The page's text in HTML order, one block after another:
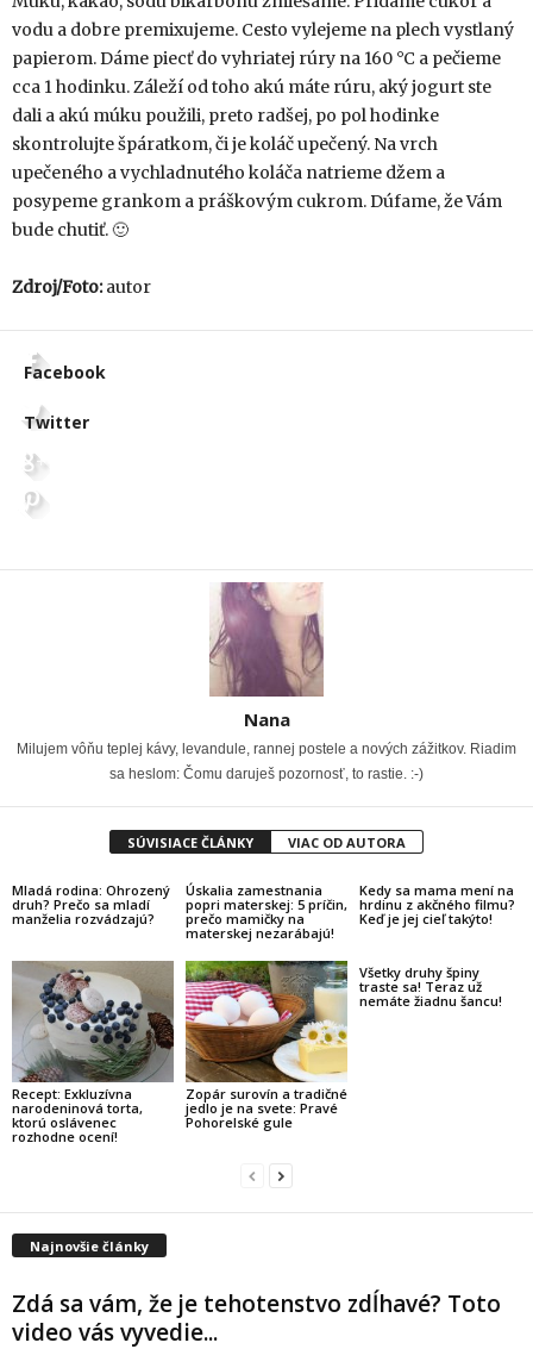
vodu a dobre premixujeme. Cesto vylejeme na plech vystlaný
papierom. Dáme piecť do vyhriatej rúry na 160 °C a pečieme
cca 1 hodinku. Záleží od toho akú máte rúru, aký jogurt ste
dali a akú múku použili, preto radšej, po pol hodinke
skontrolujte špáratkom, či je koláč upečený. Na vrch
upečeného a vychladnutého koláča natrieme džem a
posypeme grankom a práškovým cukrom. Dúfame, že Vám
bude chutiť. 🙂
Zdroj/Foto:autor
Facebook
Twitter
Nana
Milujem vôňu teplej kávy, levandule, rannej postele a nových zážitkov. Riadim
sa heslom: Čomu daruješ pozornosť, to rastie. :-)
SÚVISIACE ČLÁNKY VIAC OD AUTORA
Mladá rodina: Ohrozený
druh? Prečo sa mladí
manželia rozvádzajú?
Úskalia zamestnania
popri materskej: 5 príčin,
prečo mamičky na
materskej nezarábajú!
Kedy sa mama mení na
hrdinu z akčného filmu?
Keď je jej cieľ takýto!
Recept: Exkluzívna
narodeninová torta,
ktorú oslávenec
rozhodne ocení!
Zopár surovín a tradičné
jedlo je na svete: Pravé
Pohorelské gule
Všetky druhy špiny
traste sa! Teraz už
nemáte žiadnu šancu!
Najnovšie články
Zdá sa vám, že je tehotenstvo zdĺhavé? Toto
video vás vyvedie...